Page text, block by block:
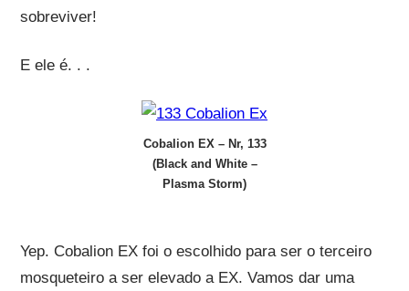
sobreviver!
E ele é. . .
Cobalion EX – Nr, 133
(Black and White –
Plasma Storm)
Yep. Cobalion EX foi o escolhido para ser o terceiro
mosqueteiro a ser elevado a EX. Vamos dar uma